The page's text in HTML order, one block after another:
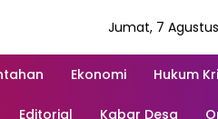
Jumat, 7
Ekonomi Hukum
Editorial Kabar Desa